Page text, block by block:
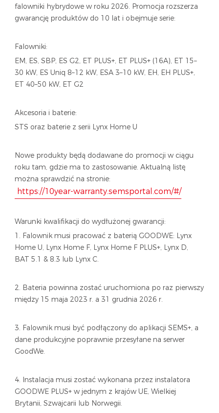
falowniki hybrydowe w roku 2026. Promocja rozszerza
gwarancję produktów do 10 lat i obejmuje serie:
Falowniki:
EM, ES, SBP, ES G2, ET PLUS+, ET PLUS+ (16A), ET 15–
30 kW, ES Uniq 8–12 kW, ESA 3–10 kW, EH, EH PLUS+,
ET 40–50 kW, ET G2
Akcesoria i baterie:
STS oraz baterie z serii Lynx Home U
Nowe produkty będą dodawane do promocji w ciągu
roku tam, gdzie ma to zastosowanie. Aktualną listę
można sprawdzić na stronie:
https://10year-warranty.semsportal.com/#/
Warunki kwalifikacji do wydłużonej gwarancji:
1. Falownik musi pracować z baterią GOODWE: Lynx
Home U, Lynx Home F, Lynx Home F PLUS+, Lynx D,
BAT 5.1 & 8.3 lub Lynx C.
2. Bateria powinna zostać uruchomiona po raz pierwszy
między 15 maja 2023 r. a 31 grudnia 2026 r.
3. Falownik musi być podłączony do aplikacji SEMS+, a
dane produkcyjne poprawnie przesyłane na serwer
GoodWe.
4. Instalacja musi zostać wykonana przez instalatora
GOODWE PLUS+ w jednym z krajów UE, Wielkiej
Brytanii, Szwajcarii lub Norwegii.